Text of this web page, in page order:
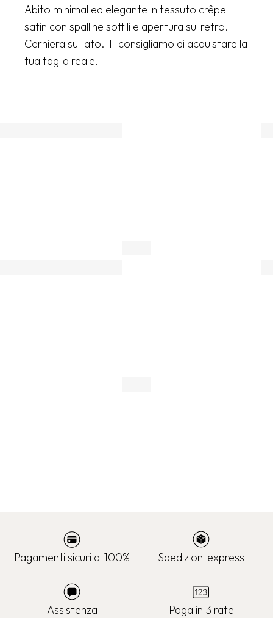
Abito minimal ed elegante in tessuto crêpe
satin con spalline sottili e apertura sul retro.
Cerniera sul lato. Ti consigliamo di acquistare la
tua taglia reale.
Pagamenti sicuri al 100% Spedizioni express
Assistenza Paga in 3 rate